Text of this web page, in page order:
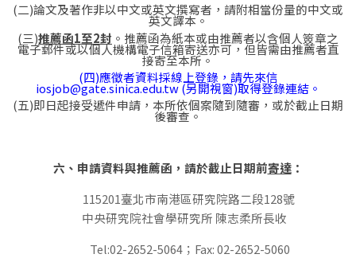
(二)論文及著作非以中文或英文撰寫者，請附相當份量的中文或
英文譯本。
(三)推薦函1至2封 。推薦函為紙本或由推薦者以含個人簽章之
電子郵件或以個人機構電子信箱寄送亦可，但皆需由推薦者直
接寄至本所。
(四)應徵者資料採線上登錄，請先來信
iosjob@gate.sinica.edu.tw (另開視窗)取得登錄連結。
(五)即日起接受遞件申請，本所依個案隨到隨審，或於截止日期
後審查。
六、申請資料與推薦函，請於截止日期前寄達：
115201臺北市南港區研究院路二段128號
中央研究院社會學研究所 陳志柔所長收
Tel:02-2652-5064；Fax: 02-2652-5060